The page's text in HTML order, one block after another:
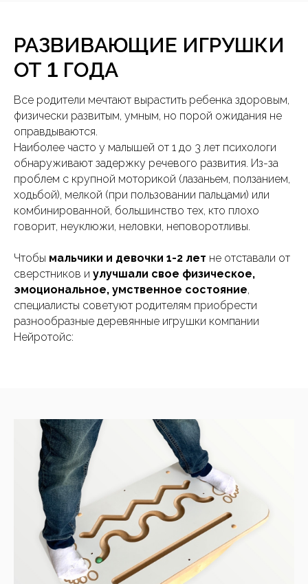
РАЗВИВАЮЩИЕ ИГРУШКИ
ОТ 1 ГОДА
Все родители мечтают вырастить ребенка здоровым,
физически развитым, умным, но порой ожидания не
оправдываются.
Наиболее часто у малышей от 1 до 3 лет психологи
обнаруживают задержку речевого развития. Из-за
проблем с крупной моторикой (лазаньем, ползанием,
ходьбой), мелкой (при пользовании пальцами) или
комбинированной, большинство тех, кто плохо
говорит, неуклюжи, неловки, неповоротливы.
Чтобы мальчики и девочки 1-2 лет не отставали от
сверстников и улучшали свое физическое,
эмоциональное, умственное состояние,
специалисты советуют родителям приобрести
разнообразные деревянные игрушки компании
Нейротойс: